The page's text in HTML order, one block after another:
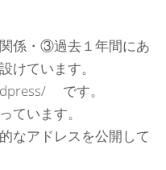
係・③過去１年間にあ
けています。
です。
ています。
なアドレスを公開して